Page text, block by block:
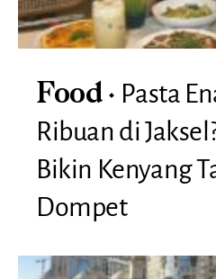
Food
Pasta
Ribuan di
Bikin Kenyang
Dompet